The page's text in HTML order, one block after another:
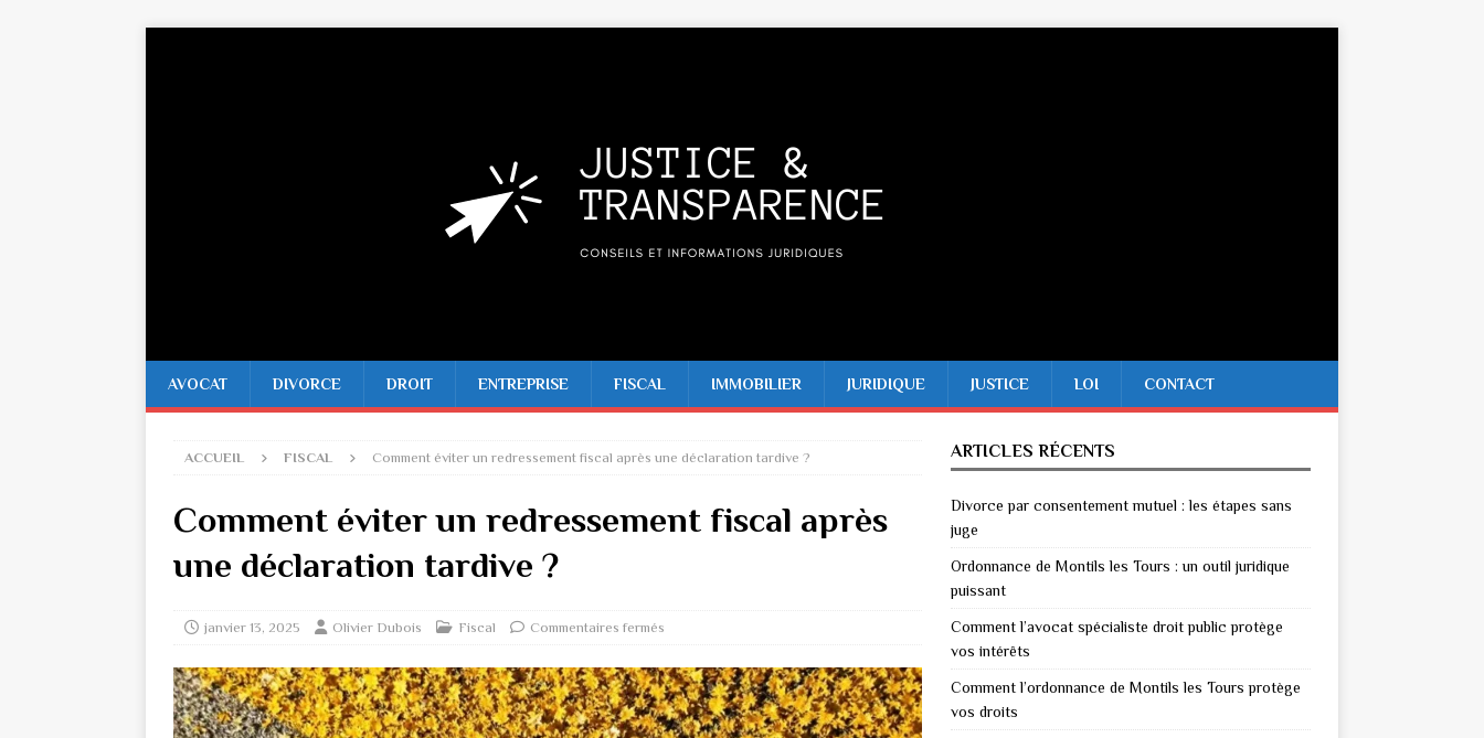
AVOCAT DIVORCE DROIT ENTREPRISE FISCAL IMMOBILIER JURIDIQUE JUSTICE LOI CONTACT
ACCUEIL FISCAL Comment éviter un redressement fiscal après une déclaration tardive ?
Comment éviter un redressement fiscal après
une déclaration tardive ?
janvier 13, 2025 Olivier Dubois Fiscal Commentaires fermés
ARTICLES RÉCENTS
Divorce par consentement mutuel : les étapes sans
juge
Ordonnance de Montils les Tours : un outil juridique
puissant
Comment l’avocat spécialiste droit public protège
vos intérêts
Comment l’ordonnance de Montils les Tours protège
vos droits